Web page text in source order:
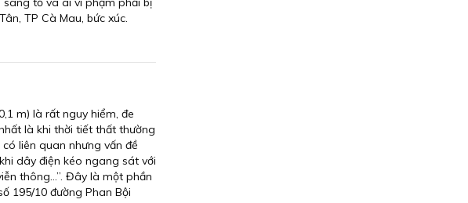
TP Cà Mau, bức xúc.
m) là rất nguy hiểm, đe
là khi thời tiết thất thường
liên quan nhưng vấn đề
dây điện kéo ngang sát với
thông…”. Đây là một phần
195/10 đường Phan Bội